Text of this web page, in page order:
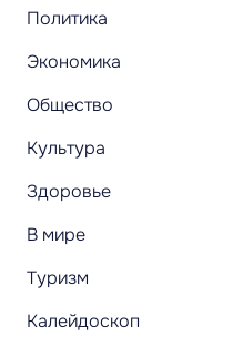
Политика
Экономика
Общество
Культура
Здоровье
В мире
Туризм
Калейдоскоп